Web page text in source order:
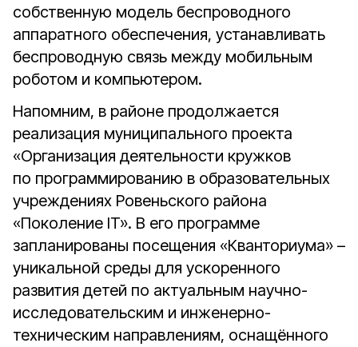
собственную модель беспроводного
аппаратного обеспечения, устанавливать
беспроводную связь между мобильным
роботом и компьютером.
Напомним, в районе продолжается
реализация муниципального проекта
«Организация деятельности кружков
по программированию в образовательных
учреждениях Ровеньского района
«Поколение IT». В его программе
запланированы посещения «Кванториума» –
уникальной среды для ускоренного
развития детей по актуальным научно-
исследовательским и инженерно-
техническим направлениям, оснащённого